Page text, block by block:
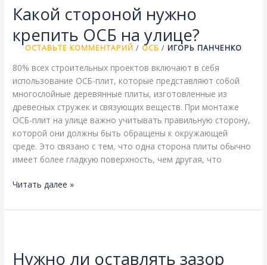
Какой стороной нужно
крепить ОСБ на улице?
ОСТАВЬТЕ КОММЕНТАРИЙ / ОСБ / ИГОРЬ ПАНЧЕНКО
80% всех строительных проектов включают в себя
использование ОСБ-плит, которые представляют собой
многослойные деревянные плиты, изготовленные из
древесных стружек и связующих веществ. При монтаже
ОСБ-плит на улице важно учитывать правильную сторону,
которой они должны быть обращены к окружающей
среде. Это связано с тем, что одна сторона плиты обычно
имеет более гладкую поверхность, чем другая, что
Какой
нужно
улице?
Читать далее »
Нужно ли оставлять зазор